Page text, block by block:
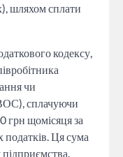
шляхом сплати
кодексу,
чи
сплачуючи
грн щомісяця за
податків. Ця сума